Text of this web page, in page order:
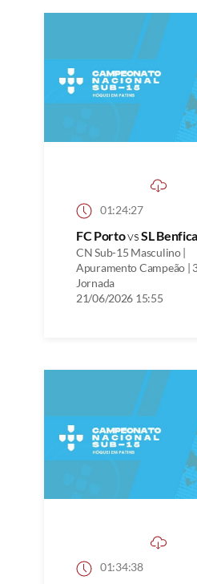
01:24:27
FC PortovsSL Benfica
CN Sub-15 Masculino |
Apuramento Campeão |
Jornada
21/06/2026 15:55
01:34:38